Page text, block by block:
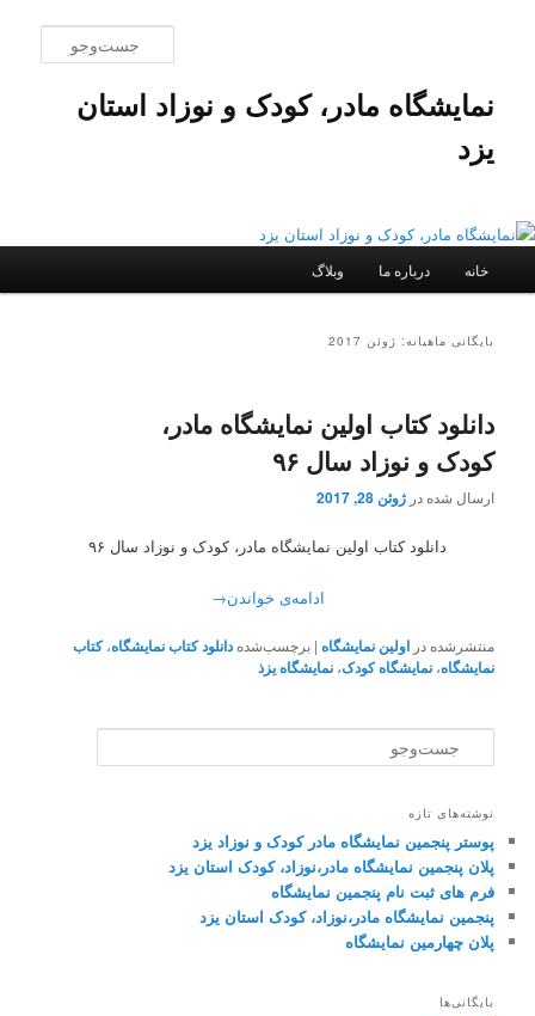
نمایشگاه مادر، کودک و نوزاد استان
یزد
خانه درباره ما وبلاگ
بایگانی ماهیانه: ژوئن 2017
دانلود کتاب اولین نمایشگاه مادر،
کودک و نوزاد سال ۹۶
ارسال شده درژوئن 28, 2017
دانلود کتاب اولین نمایشگاه مادر، کودک و نوزاد سال ۹۶
ادامه‌ی خواندن→
منتشرشده در اولین نمایشگاه |برچسب‌شده دانلود کتاب نمایشگاه،کتاب
نمایشگاه،نمایشگاه کودک،نمایشگاه یزذ
س
و
و
نوشته‌های تازه
پوستر پنجمین نمایشگاه مادر کودک و نوزاد یزد
پلان پنجمین نمایشگاه مادر،نوزاد، کودک استان یزد
فرم های ثبت نام پنجمین نمایشگاه
پنجمین نمایشگاه مادر،نوزاد، کودک استان یزد
پلان چهارمین نمایشگاه
بایگانی‌ها